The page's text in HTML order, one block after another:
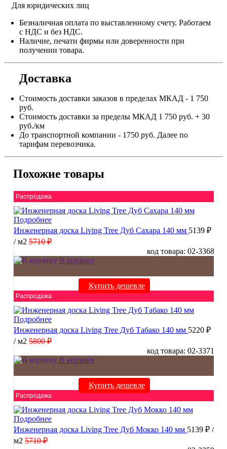
Для юридических лиц
Безналичная оплата по выставленному счету. Работаем
с НДС и без НДС.
Наличие, печати фирмы или доверенности при
получении товара.
Доставка
Стоимость доставки заказов в пределах МКАД - 1 750
руб.
Стоимость доставки за пределы МКАД 1 750 руб. + 30
руб./км
До транспортной компании - 1750 руб. Далее по
тарифам перевозчика.
Похожие товары
Распродажа
Подробнее
Инженерная доска Living Tree Дуб Сахара 140 мм 5139 ₽
/ м2 5710 ₽
код товара: 02-3368
В корзину
Купить дешевле
Распродажа
Подробнее
Инженерная доска Living Tree Дуб Табако 140 мм 5220 ₽
/ м2 5800 ₽
код товара: 02-3371
В корзину
Купить дешевле
Распродажа
Подробнее
Инженерная доска Living Tree Дуб Мокко 140 мм 5139 ₽ /
м2 5710 ₽